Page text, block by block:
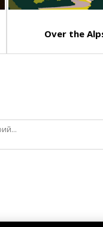
Over the